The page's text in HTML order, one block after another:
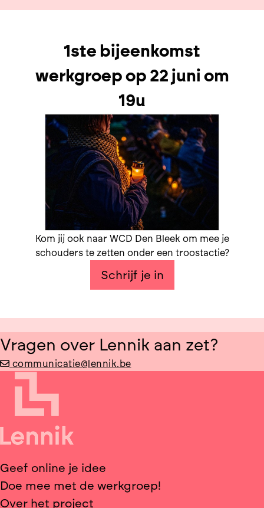
1ste bijeenkomst
werkgroep op 22 juni om
19u
Kom jij ook naar WCD Den Bleek om mee je
schouders te zetten onder een troostactie?
Schrijf je in
Vragen over Lennik aan zet?
communicatie@lennik.be
Geef online je idee
Doe mee met de werkgroep!
Over het project